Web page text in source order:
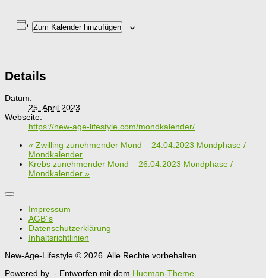
Zum Kalender hinzufügen
Details
Datum:
25. April 2023
Webseite:
https://new-age-lifestyle.com/mondkalender/
« Zwilling zunehmender Mond – 24.04.2023 Mondphase /
Mondkalender
Krebs zunehmender Mond – 26.04.2023 Mondphase /
Mondkalender »
Impressum
AGB´s
Datenschutzerklärung
Inhaltsrichtlinien
New-Age-Lifestyle © 2026. Alle Rechte vorbehalten.
Powered by - Entworfen mit dem Hueman-Theme